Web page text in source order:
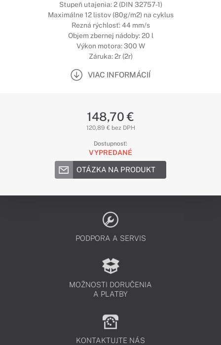
Stupeň utajenia: 2 (DIN 32757-1)
Maximálne 12 listov (80g/m2) na cyklus
Rezná rýchlosť: 44 mm/s
Objem zbernej nádoby: 20 l
Výkon motora: 300 W
Záruka: 2r (2r)
VIAC INFORMÁCIÍ
148,70 €
120,89 € bez DPH
Dostupnosť:
VYPREDANÉ
OTÁZKA NA PRODUKT
PODPORA A SERVIS
MOŽNOSTI DORUČENIA
A PLATBY
KONTAKTUJTE NÁS